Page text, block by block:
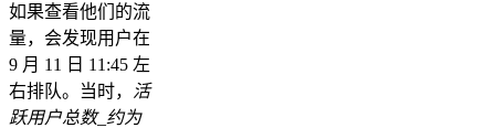
如果查看他们的流
量，会发现用户在
9 月 11 日 11:45 左
右排队。当时，
活
跃用户总数_约为